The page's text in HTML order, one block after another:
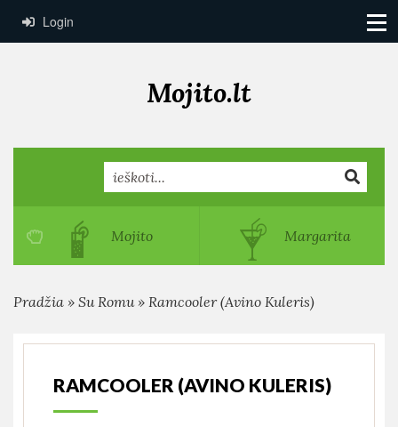
Login
Mojito.lt
Mojito Margarita
Pradžia » Su Romu» Ramcooler (Avino Kuleris)
RAMCOOLER (AVINO KULERIS)